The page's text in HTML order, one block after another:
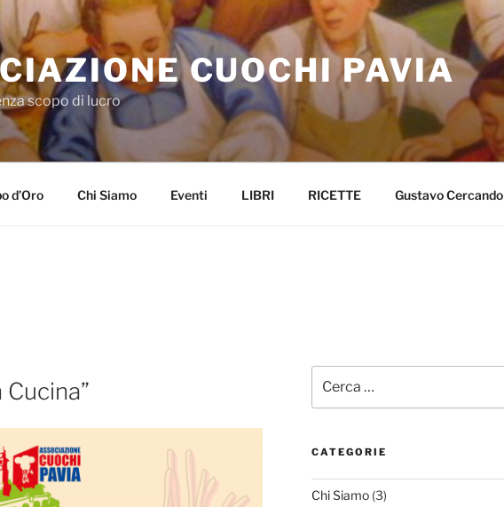
CUOCHI PAVIA
scopo di lucro
d’Oro Chi Siamo Eventi LIBRI RICETTE Gustavo Cercando
CATEGORIE
Chi Siamo(3)